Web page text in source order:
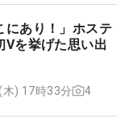
にあり！」ホステ
Vを挙げた思い出
) 17時33分
4